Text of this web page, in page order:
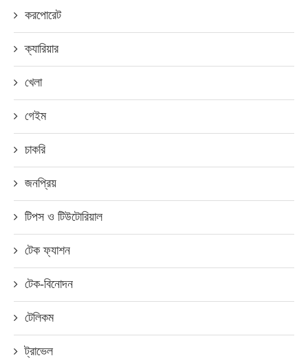
করপোরেট
ক্যারিয়ার
খেলা
গেইম
চাকরি
জনপ্রিয়
টিপস ও টিউটোরিয়াল
টেক ফ্যাশন
টেক-বিনোদন
টেলিকম
ট্রাভেল